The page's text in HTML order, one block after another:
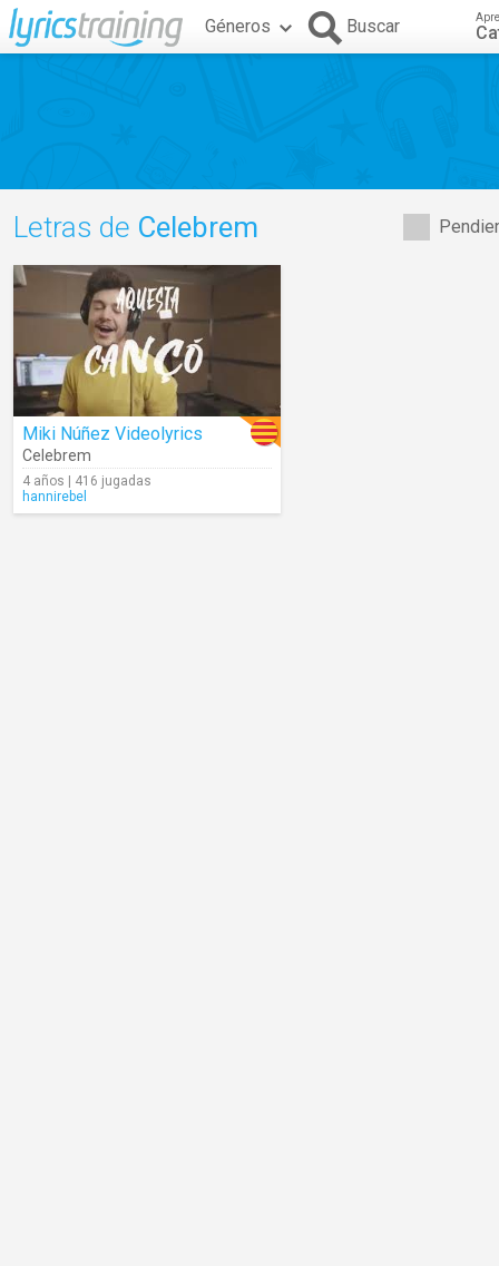
Géneros Buscar
Letras de Celebrem
Miki Núñez Videolyrics
Celebrem
4 años | 416 jugadas
hannirebel